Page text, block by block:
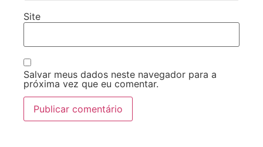
Site
Salvar meus dados neste navegador para a
próxima vez que eu comentar.